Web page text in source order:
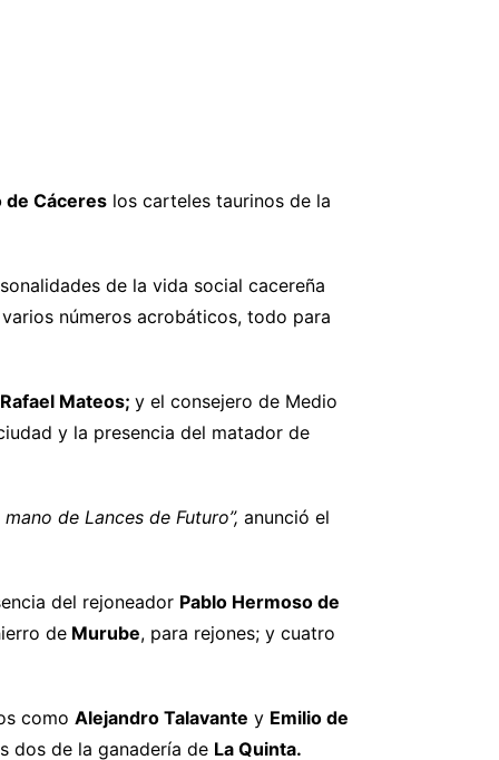
de Cáceres los carteles taurinos de la
de la vida social cacereña
números acrobáticos, todo para
Mateos; y el consejero de Medio
y la presencia del matador de
de Lances de Futuro”, anunció el
del rejoneador Pablo Hermoso de
de Murube, para rejones; y cuatro
como Alejandro Talavante y Emilio de
dos de la ganadería de La Quinta.